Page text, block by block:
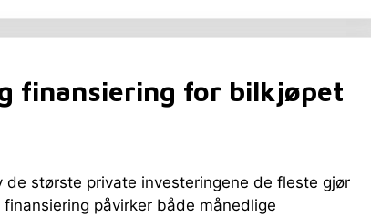
finansiering for bilkjøpet
de største private investeringene de fleste gjør
påvirker både månedlige